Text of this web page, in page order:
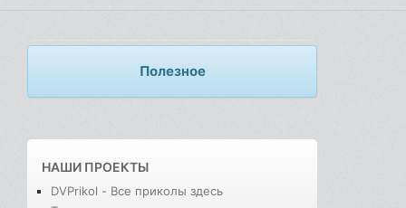
Полезное
НАШИ ПРОЕКТЫ
DVPrikol - Все приколы здесь